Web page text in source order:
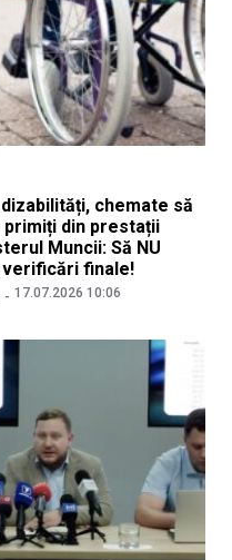
chemate să
din prestații
Muncii: Să NU
verificări finale!
17.07.2026 10:06